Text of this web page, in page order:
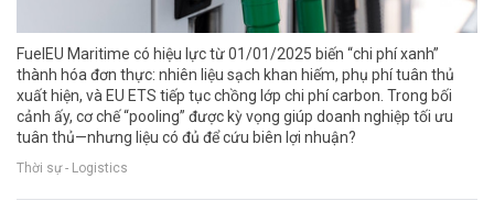
FuelEU Maritime có hiệu lực từ 01/01/2025 biến “chi phí xanh”
thành hóa đơn thực: nhiên liệu sạch khan hiếm, phụ phí tuân thủ
xuất hiện, và EU ETS tiếp tục chồng lớp chi phí carbon. Trong bối
cảnh ấy, cơ chế “pooling” được kỳ vọng giúp doanh nghiệp tối ưu
tuân thủ—nhưng liệu có đủ để cứu biên lợi nhuận?
Thời sự - Logistics